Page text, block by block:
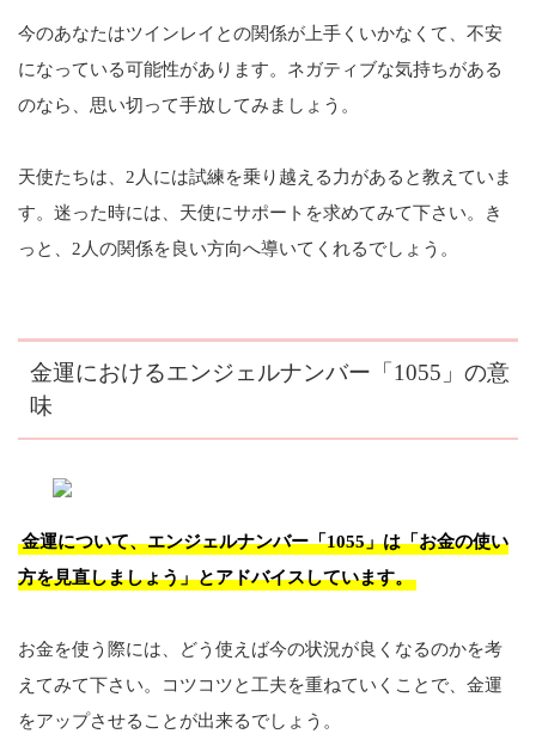
今のあなたはツインレイとの関係が上手くいかなくて、不安
になっている可能性があります。ネガティブな気持ちがある
のなら、思い切って手放してみましょう。
天使たちは、2人には試練を乗り越える力があると教えていま
す。迷った時には、天使にサポートを求めてみて下さい。き
っと、2人の関係を良い方向へ導いてくれるでしょう。
金運におけるエンジェルナンバー「1055」の意
味
金運について、エンジェルナンバー「1055」は「お金の使い
方を見直しましょう」とアドバイスしています。
お金を使う際には、どう使えば今の状況が良くなるのかを考
えてみて下さい。コツコツと工夫を重ねていくことで、金運
をアップさせることが出来るでしょう。